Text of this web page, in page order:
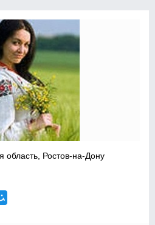
область, Ростов-на-Дону